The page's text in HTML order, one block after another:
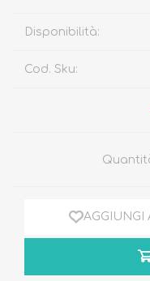
Disponibilità:
Cod. Sku:
AGGIUNGI